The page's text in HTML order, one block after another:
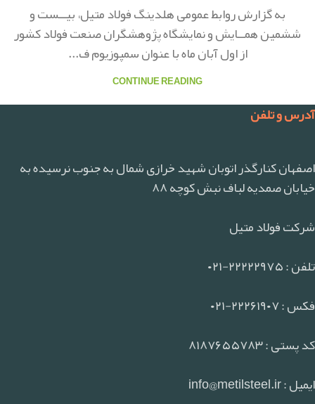
به گزارش روابط عمومی هلدینگ فولاد متیل، بیــست و
ششمین همــايش و نمایشگاه پژوهشگران صنعت فولاد كشور
از اول آبان ماه با عنوان سمپوزيوم ف...
CONTINUE READING
آدرس و تلفن
اصفهان کنارگذر اتوبان شهید خرازی شمال به جنوب نرسیده به
خیابان صمدیه لباف نبش کوچه ۸۸
شرکت فولاد متیل
تلفن : ۲۲۲۲۲۹۷۵-۰۲۱
فکس : ۲۲۲۶۱۹۰۷-۰۲۱
کد پستی : ۸۱۸۷۶۵۵۷۸۳
ایمیل : info@metilsteel.ir